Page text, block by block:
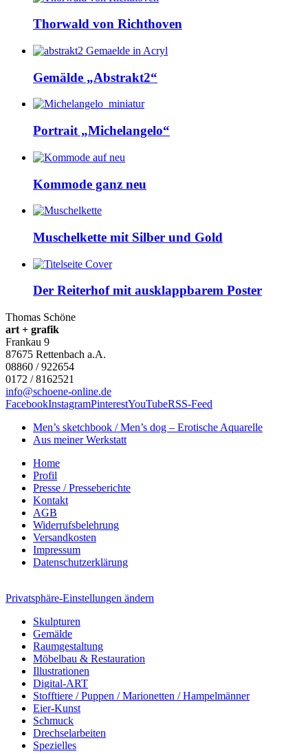
Thorwald von Richthoven
Gemälde „Abstrakt2“
Portrait „Michelangelo“
Kommode ganz neu
Muschelkette mit Silber und Gold
Der Reiterhof mit ausklappbarem Poster
Thomas Schöne
art + grafik
Frankau 9
87675 Rettenbach a.A.
08860 / 922654
0172 / 8162521
info@schoene-online.de
FacebookInstagramPinterestYouTubeRSS-Feed
Men’s sketchbook / Men’s dog – Erotische Aquarelle
Aus meiner Werkstatt
Home
Profil
Presse / Presseberichte
Kontakt
AGB
Widerrufsbelehrung
Versandkosten
Impressum
Datenschutzerklärung
Privatsphäre-Einstellungen ändern
Skulpturen
Gemälde
Raumgestaltung
Möbelbau & Restauration
Illustrationen
Digital-ART
Stofftiere / Puppen / Marionetten / Hampelmänner
Eier-Kunst
Schmuck
Drechselarbeiten
Spezielles